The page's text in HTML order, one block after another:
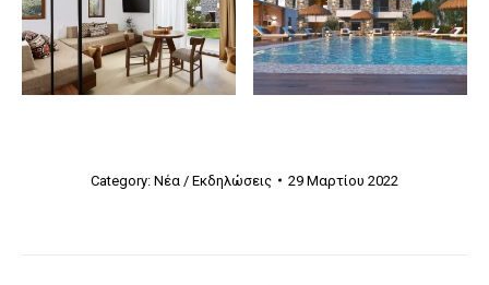
Category: Νέα / Εκδηλώσεις 29 Μαρτίου 2022